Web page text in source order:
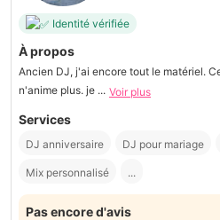
Identité vérifiée
À propos
Ancien DJ, j'ai encore tout le matériel.
n'anime plus. je ... Voir plus
Services
DJ anniversaire DJ pour mariage
Mix personnalisé ...
Pas encore d'avis